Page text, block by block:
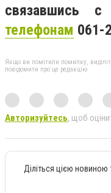
связавшись
телефонам 061-
Якщо ви помітили помилку,
повідомити про це редакцію
Авторизуйтесь, щоб
Діліться цією новиною